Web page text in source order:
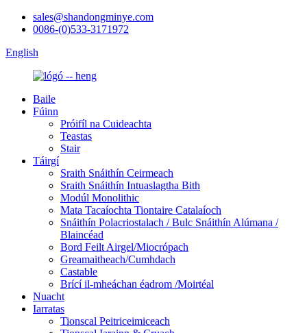
sales@shandongminye.com
0086-(0)533-3171972
English
Baile
Fúinn
Próifíl na Cuideachta
Teastas
Stair
Táirgí
Sraith Snáithín Ceirmeach
Sraith Snáithín Intuaslagtha Bith
Modúl Monolithic
Mata Tacaíochta Tiontaire Catalaíoch
Snáithín Polacriostalach / Bulc Snáithín Alúmana /
Blaincéad
Bord Feilt Airgel/Miocrópach
Greamaitheach/Cumhdach
Castable
Brící il-mheáchan éadrom /Moirtéal
Nuacht
Iarratas
Tionscal Peitriceimiceach